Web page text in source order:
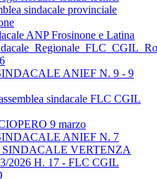
sindacale provinciale
ANP Frosinone e Latina
ANIEF N. 9 - 9
sindacale FLC CGIL
9 marzo
ANIEF N. 7
VERTENZA
2026 H. 17 - FLC CGIL